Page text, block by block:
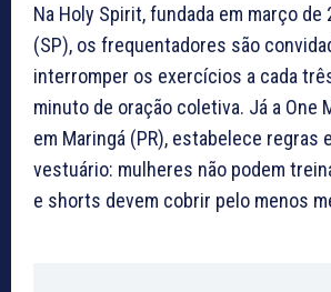
Na Holy Spirit, fundada em março de
(SP), os frequentadores são
interromper os exercícios a cada
minuto de oração coletiva. Já a One
em Maringá (PR), estabelece regras
vestuário: mulheres não podem
e shorts devem cobrir pelo menos